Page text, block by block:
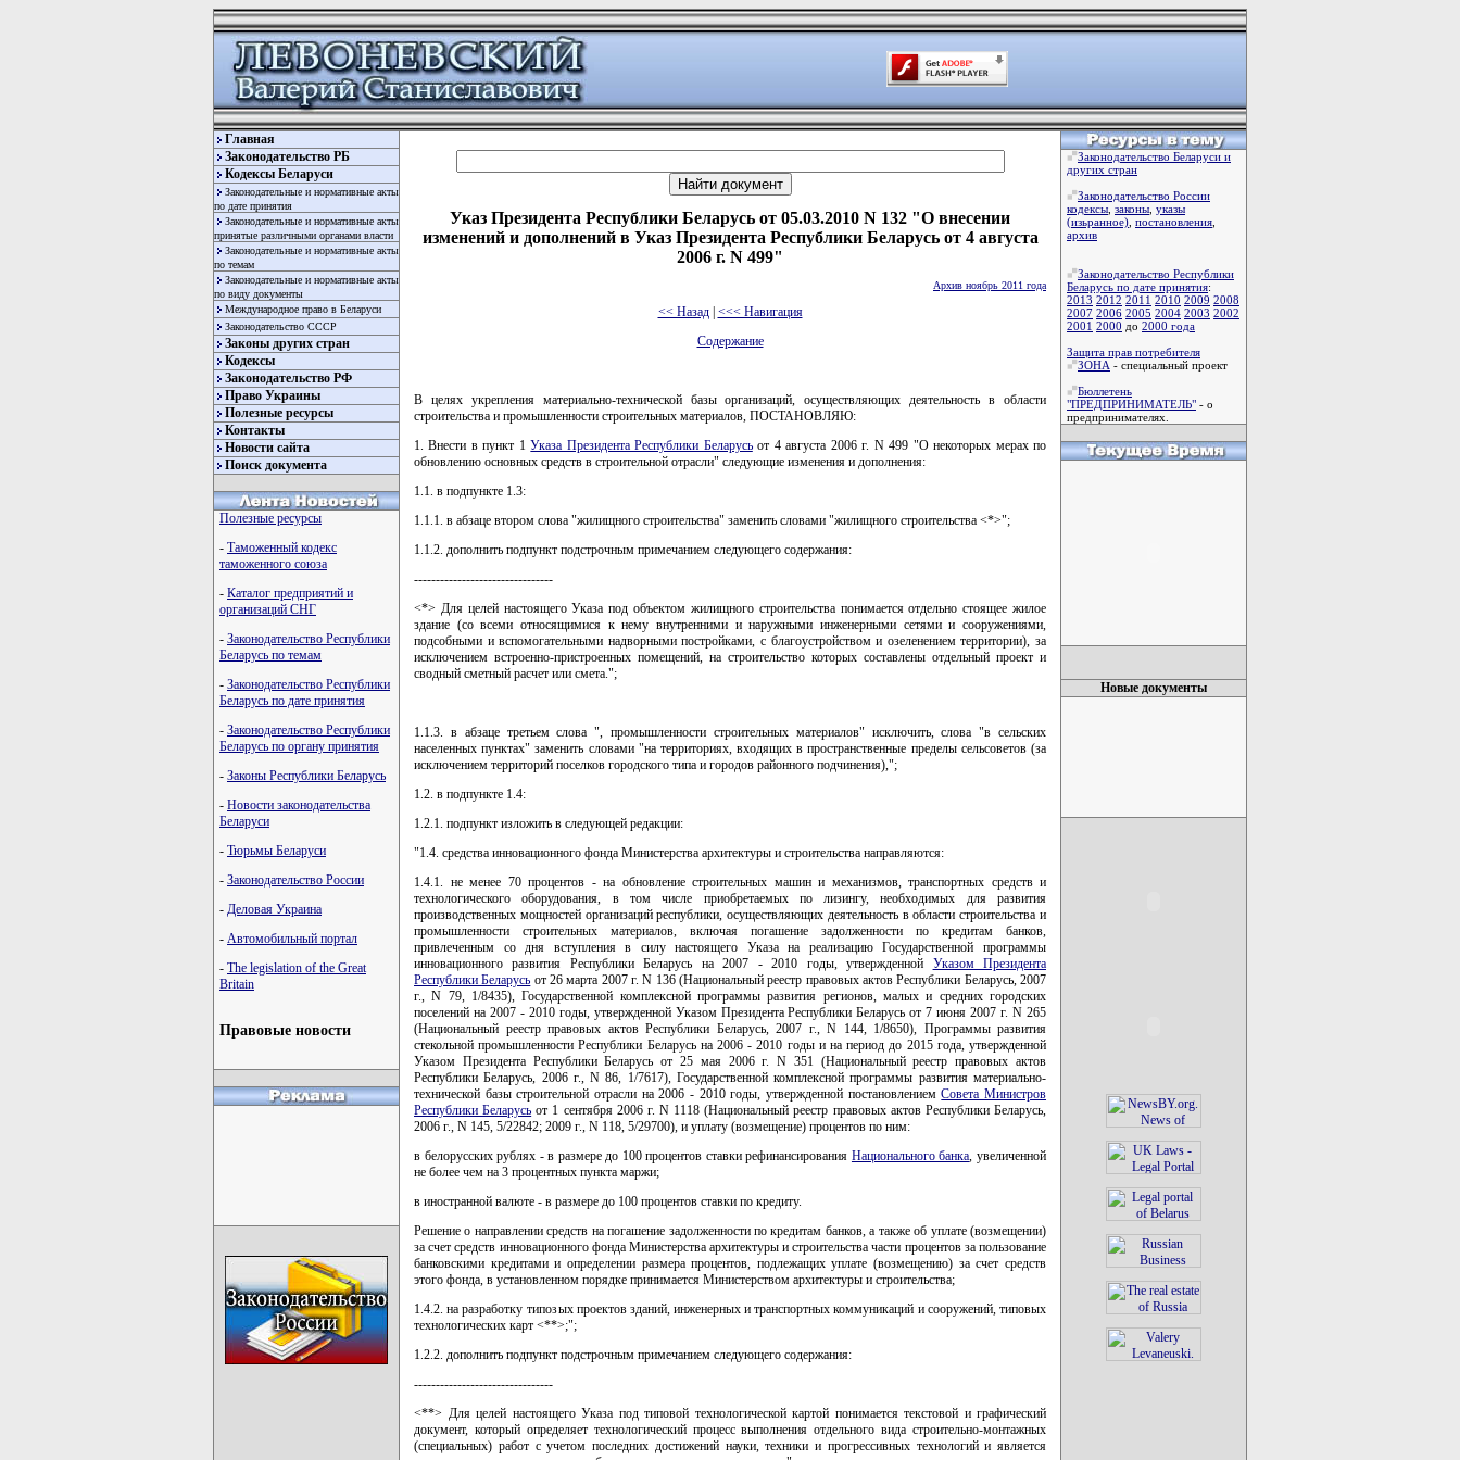
Главная
Законодательство РБ
Кодексы Беларуси
Законодательные и нормативные акты
по дате принятия
Законодательные и нормативные акты
принятые различными органами власти
Законодательные и нормативные акты
по темам
Законодательные и нормативные акты
по виду документы
Международное право в Беларуси
Законодательство СССР
Законы других стран
Кодексы
Законодательство РФ
Право Украины
Полезные ресурсы
Контакты
Новости сайта
Поиск документа
Полезные ресурсы
- Таможенный кодекс
таможенного союза
- Каталог предприятий и
организаций СНГ
- Законодательство Республики
Беларусь по темам
- Законодательство Республики
Беларусь по дате принятия
- Законодательство Республики
Беларусь по органу принятия
- Законы Республики Беларусь
- Новости законодательства
Беларуси
- Тюрьмы Беларуси
- Законодательство России
- Деловая Украина
- Автомобильный портал
- The legislation of the Great
Britain
Правовые новости
Указ Президента Республики Беларусь от 05.03.2010 N 132 "О внесении
изменений и дополнений в Указ Президента Республики Беларусь от 4 августа
2006 г. N 499"
Архив ноябрь 2011 года
<< Назад| <<< Навигация
Содержание
В целях укрепления материально-технической базы организаций, осуществляющих деятельность в области
строительства и промышленности строительных материалов, ПОСТАНОВЛЯЮ:
1. Внести в пункт 1Указа Президента Республики Беларусьот 4 августа 2006 г. N 499 "О некоторых мерах по
обновлению основных средств в строительной отрасли" следующие изменения и дополнения:
1.1. в подпункте 1.3:
1.1.1. в абзаце втором слова "жилищного строительства" заменить словами "жилищного строительства <*>";
1.1.2. дополнить подпункт подстрочным примечанием следующего содержания:
--------------------------------
<*> Для целей настоящего Указа под объектом жилищного строительства понимается отдельно стоящее жилое
здание (со всеми относящимися к нему внутренними и наружными инженерными сетями и сооружениями,
подсобными и вспомогательными надворными постройками, с благоустройством и озеленением территории), за
исключением встроенно-пристроенных помещений, на строительство которых составлены отдельный проект и
сводный сметный расчет или смета.";
1.1.3. в абзаце третьем слова ", промышленности строительных материалов" исключить, слова "в сельских
населенных пунктах" заменить словами "на территориях, входящих в пространственные пределы сельсоветов (за
исключением территорий поселков городского типа и городов районного подчинения),";
1.2. в подпункте 1.4:
1.2.1. подпункт изложить в следующей редакции:
"1.4. средства инновационного фонда Министерства архитектуры и строительства направляются:
1.4.1. не менее 70 процентов - на обновление строительных машин и механизмов, транспортных средств и
технологического оборудования, в том числе приобретаемых по лизингу, необходимых для развития
производственных мощностей организаций республики, осуществляющих деятельность в области строительства и
промышленности строительных материалов, включая погашение задолженности по кредитам банков,
привлеченным со дня вступления в силу настоящего Указа на реализацию Государственной программы
инновационного развития Республики Беларусь на 2007 - 2010 годы, утвержденной Указом Президента
Республики Беларусь от 26 марта 2007 г. N 136 (Национальный реестр правовых актов Республики Беларусь, 2007
г., N 79, 1/8435), Государственной комплексной программы развития регионов, малых и средних городских
поселений на 2007 - 2010 годы, утвержденной Указом Президента Республики Беларусь от 7 июня 2007 г. N 265
(Национальный реестр правовых актов Республики Беларусь, 2007 г., N 144, 1/8650), Программы развития
стекольной промышленности Республики Беларусь на 2006 - 2010 годы и на период до 2015 года, утвержденной
Указом Президента Республики Беларусь от 25 мая 2006 г. N 351 (Национальный реестр правовых актов
Республики Беларусь, 2006 г., N 86, 1/7617), Государственной комплексной программы развития материально-
технической базы строительной отрасли на 2006 - 2010 годы, утвержденной постановлениемСовета Министров
Республики Беларусь от 1 сентября 2006 г. N 1118 (Национальный реестр правовых актов Республики Беларусь,
2006 г., N 145, 5/22842; 2009 г., N 118, 5/29700), и уплату (возмещение) процентов по ним:
в белорусских рублях - в размере до 100 процентов ставки рефинансирования Национального банка , увеличенной
не более чем на 3 процентных пункта маржи;
в иностранной валюте - в размере до 100 процентов ставки по кредиту.
Решение о направлении средств на погашение задолженности по кредитам банков, а также об уплате (возмещении)
за счет средств инновационного фонда Министерства архитектуры и строительства части процентов за пользование
банковскими кредитами и определении размера процентов, подлежащих уплате (возмещению) за счет средств
этого фонда, в установленном порядке принимается Министерством архитектуры и строительства;
1.4.2. на разработку типовых проектов зданий, инженерных и транспортных коммуникаций и сооружений, типовых
технологических карт <**>;";
1.2.2. дополнить подпункт подстрочным примечанием следующего содержания:
--------------------------------
<**> Для целей настоящего Указа под типовой технологической картой понимается текстовой и графический
документ, который определяет технологический процесс выполнения отдельного вида строительно-монтажных
(специальных) работ с учетом последних достижений науки, техники и прогрессивных технологий и является
Законодательство Беларуси и
других стран
Законодательство России
кодексы законы указы
(изьранное) постановления
архив
Законодательство Республики
Беларусь по дате принятия:
2013 2012 2011 2010 2009 2008
2007 2006 2005 2004 2003 2002
2001 2000 до 2000 года
Защита прав потребителя
ЗОНА - специальный проект
Бюллетень
"ПРЕДПРИНИМАТЕЛЬ" - о
предпринимателях.
Новые документы